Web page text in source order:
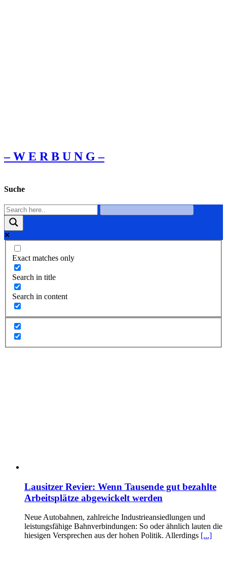
– W Ε R Β U Ν G –
Suche
Exact matches only
Search in title
Search in content
Lausitzer Revier: Wenn Tausende gut bezahlte
Arbeitsplätze abgewickelt werden
Neue Autobahnen, zahlreiche Industrieansiedlungen und
leistungsfähige Bahnverbindungen: So oder ähnlich lauten die
hiesigen Versprechen aus der hohen Politik. Allerdings [...]